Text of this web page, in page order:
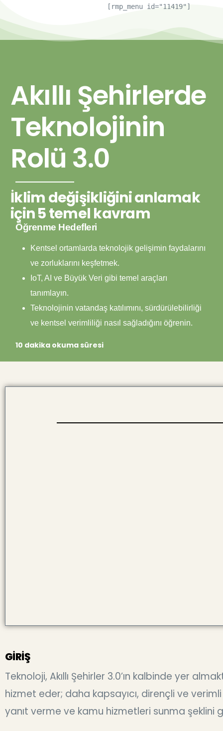
[rmp_menu id="11419"]
Akıllı Şehirlerde
Teknolojinin
Rolü 3.0
İklim değişikliğini anlamak
için 5 temel kavram
Öğrenme Hedefleri
Kentsel ortamlarda teknolojik gelişimin faydalarını
ve zorluklarını keşfetmek.
IoT, AI ve Büyük Veri gibi temel araçları
tanımlayın.
Teknolojinin vatandaş katılımını, sürdürülebilirliği
ve kentsel verimliliği nasıl sağladığını öğrenin.
10 dakika okuma süresi
GİRİŞ
Teknoloji, Akıllı Şehirler 3.0’ın kalbinde yer
hizmet eder; daha kapsayıcı, dirençli ve
yanıt verme ve kamu hizmetleri sunma şeklini